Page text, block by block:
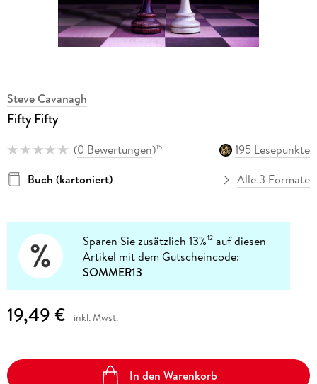
Steve Cavanagh
Fifty Fifty
(0 Bewertungen)15
195 Lesepunkte
Buch (kartoniert)
Alle 3 Formate
Sparen Sie zusätzlich 13%12 auf diesen
Artikel mit dem Gutscheincode:
SOMMER13
19,49 € inkl. Mwst.
In den Warenkorb